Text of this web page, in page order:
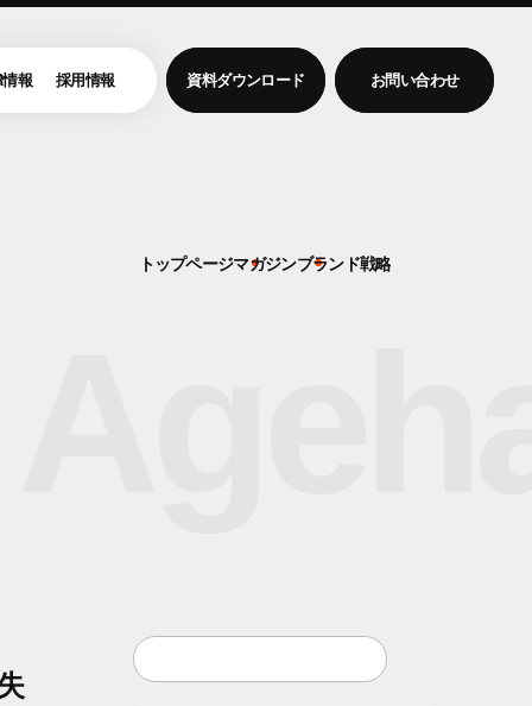
報 採用情報 資料ダウンロード お問い合わせ
トップページマガジンブランド戦略